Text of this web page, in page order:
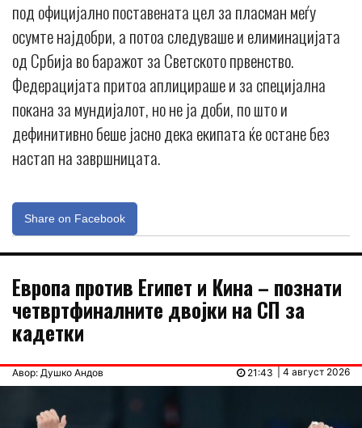
под официјално поставената цел за пласман меѓу
осумте најдобри, а потоа следуваше и елиминацијата
од Србија во баражот за Светското првенство.
Федерацијата притоа аплицираше и за специјална
покана за мундијалот, но не ја доби, по што и
дефинитивно беше јасно дека екипата ќе остане без
настап на завршницата.
Share on Facebook
Европа против Египет и Кина – познати
четвртфиналните двојки на СП за
кадетки
Авор: Душко Андов | 4 август 2026
21:43